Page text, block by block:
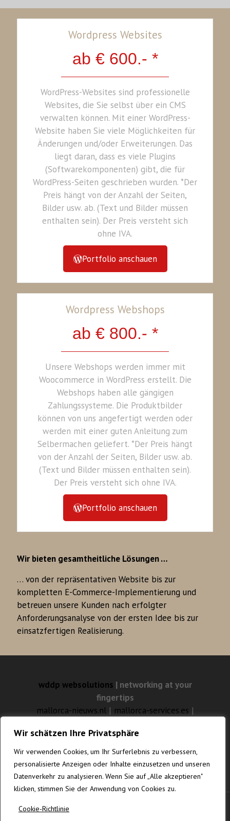
Wir schätzen Ihre Privatsphäre
Wir verwenden Cookies, um Ihr Surferlebnis zu verbessern,
personalisierte Anzeigen oder Inhalte einzusetzen und unseren
Datenverkehr zu analysieren. Wenn Sie auf „Alle akzeptieren"
klicken, stimmen Sie der Anwendung von Cookies zu.
Cookie-Richtlinie
Wordpress Websites
ab € 600.- *
WordPress-Websites sind professionelle
Websites, die Sie selbst über ein CMS
verwalten können. Mit einer WordPress-
Website haben Sie viele Möglichkeiten für
Änderungen und/oder Erweiterungen. Das
liegt daran, dass es viele Plugins
(Softwarekomponenten) gibt, die für
WordPress-Seiten geschrieben wurden. *Der
Preis hängt von der Anzahl der Seiten,
Bilder usw. ab. (Text und Bilder müssen
enthalten sein). Der Preis versteht sich
ohne IVA.
Portfolio anschauen
Wordpress Webshops
ab € 800.- *
Unsere Webshops werden immer mit
Woocommerce in WordPress erstellt. Die
Webshops haben alle gängigen
Zahlungssysteme. Die Produktbilder
können von uns angefertigt werden oder
werden mit einer guten Anleitung zum
Selbermachen geliefert. *Der Preis hängt
von der Anzahl der Seiten, Bilder usw. ab.
(Text und Bilder müssen enthalten sein).
Der Preis versteht sich ohne IVA.
Portfolio anschauen
Wir bieten gesamtheitliche Lösungen …
… von der repräsentativen Website bis zur
kompletten E-Commerce-Implementierung und
betreuen unsere Kunden nach erfolgter
Anforderungsanalyse von der ersten Idee bis zur
einsatzfertigen Realisierung.
wddp websolutions | networking at your
fingertips
mallorca-nieuws.nl| mallorca-services.es |
mallorca-websolutions.com
fotografia.com |gustavknudsen.com|
vanrenesse.de
© MALLORCA-WEBSOLUTIONS.COM